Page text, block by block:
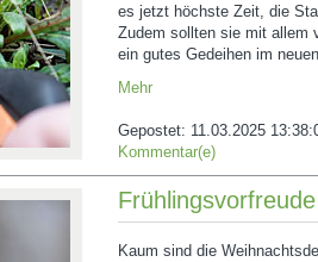
es jetzt höchste Zeit, die
Zudem sollten sie mit allem
ein gutes Gedeihen im
Mehr
Gepostet: 11.03.2025
Kommentar(e)
Kaum sind die